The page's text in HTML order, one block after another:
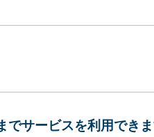
でサービスを利用でき